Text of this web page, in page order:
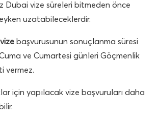
Dubai vize süreleri bitmeden önce
uzatabileceklerdir.
başvurusunun sonuçlanma süresi
ve Cumartesi günleri Göçmenlik
vermez.
için yapılacak vize başvuruları daha